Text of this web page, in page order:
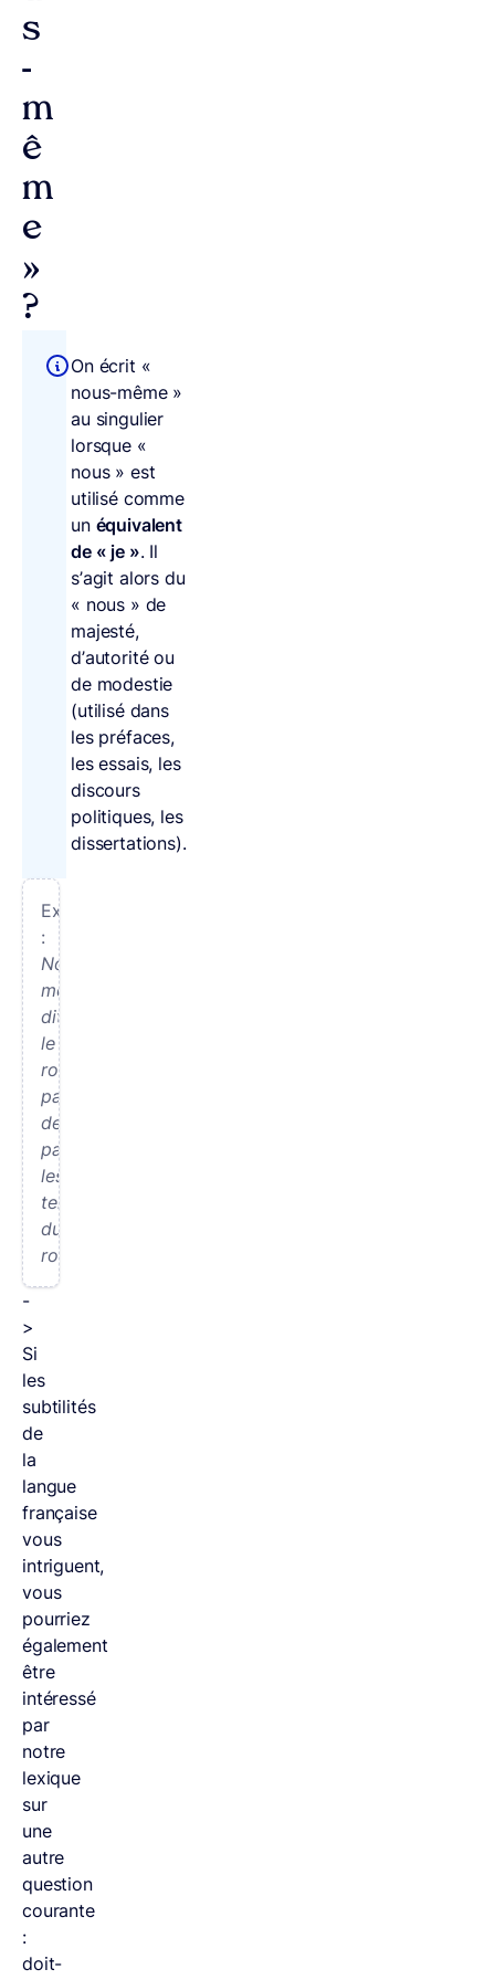
s
-
m
ê
m
e
»
?
On écrit «
nous-même »
au singulier
lorsque «
nous » est
utilisé comme
un équivalent
de « je ». Il
s’agit alors du
« nous » de
majesté,
d’autorité ou
de modestie
(utilisé dans
les préfaces,
les essais, les
discours
politiques, les
dissertations).
Exemple
:
Nous-
même,
dit
le
roi,
partirons
demain
parcourir
les
terres
du
royaume.
-
>
Si
les
subtilités
de
la
langue
française
vous
intriguent,
vous
pourriez
également
être
intéressé
par
notre
lexique
sur
une
autre
question
courante
:
doit-